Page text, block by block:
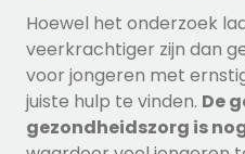
Hoewel het onderzoek
veerkrachtiger zijn dan
voor jongeren met
juiste hulp te vinden. De
gezondheidszorg is